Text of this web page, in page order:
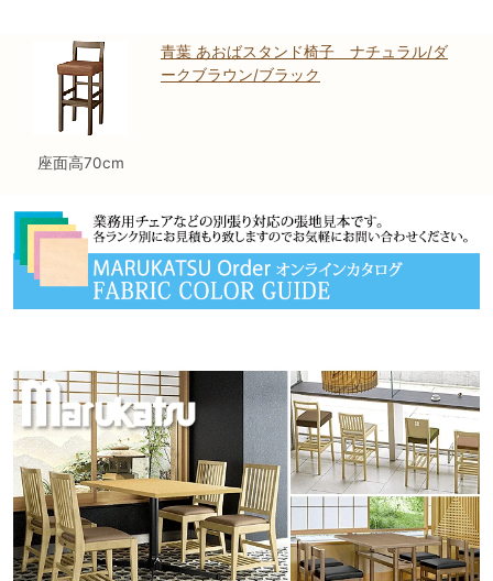
座面高70cm
青葉 あおばスタンド椅子 ナチュラル/ダ
ークブラウン/ブラック